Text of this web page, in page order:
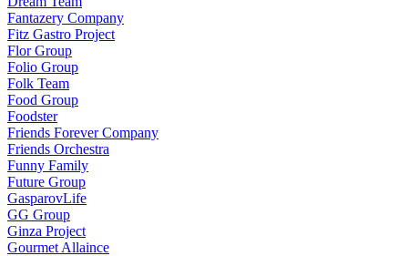
Fantazery Company
Fitz Gastro Project
Flor Group
Folio Group
Folk Team
Food Group
Foodster
Friends Forever Company
Friends Orchestra
Funny Family
Future Group
GasparovLife
GG Group
Ginza Project
Gourmet Allaince